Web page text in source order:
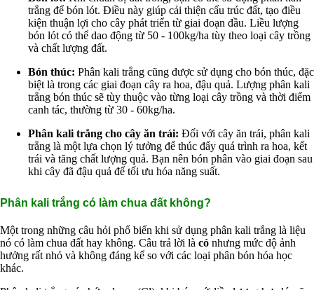
trắng để bón lót. Điều này giúp cải thiện cấu trúc đất, tạo điều
kiện thuận lợi cho cây phát triển từ giai đoạn đầu. Liều lượng
bón lót có thể dao động từ 50 - 100kg/ha tùy theo loại cây trồng
và chất lượng đất.
Bón thúc: Phân kali trắng cũng được sử dụng cho bón thúc, đặc
biệt là trong các giai đoạn cây ra hoa, đậu quả. Lượng phân kali
trắng bón thúc sẽ tùy thuộc vào từng loại cây trồng và thời điểm
canh tác, thường từ 30 - 60kg/ha.
Phân kali trắng cho cây ăn trái: Đối với cây ăn trái, phân kali
trắng là một lựa chọn lý tưởng để thúc đẩy quá trình ra hoa, kết
trái và tăng chất lượng quả. Bạn nên bón phân vào giai đoạn sau
khi cây đã đậu quả để tối ưu hóa năng suất.
Phân kali trắng có làm chua đất không?
Một trong những câu hỏi phổ biến khi sử dụng phân kali trắng là liệu
nó có làm chua đất hay không. Câu trả lời là có nhưng mức độ ảnh
hưởng rất nhỏ và không đáng kể so với các loại phân bón hóa học
khác.